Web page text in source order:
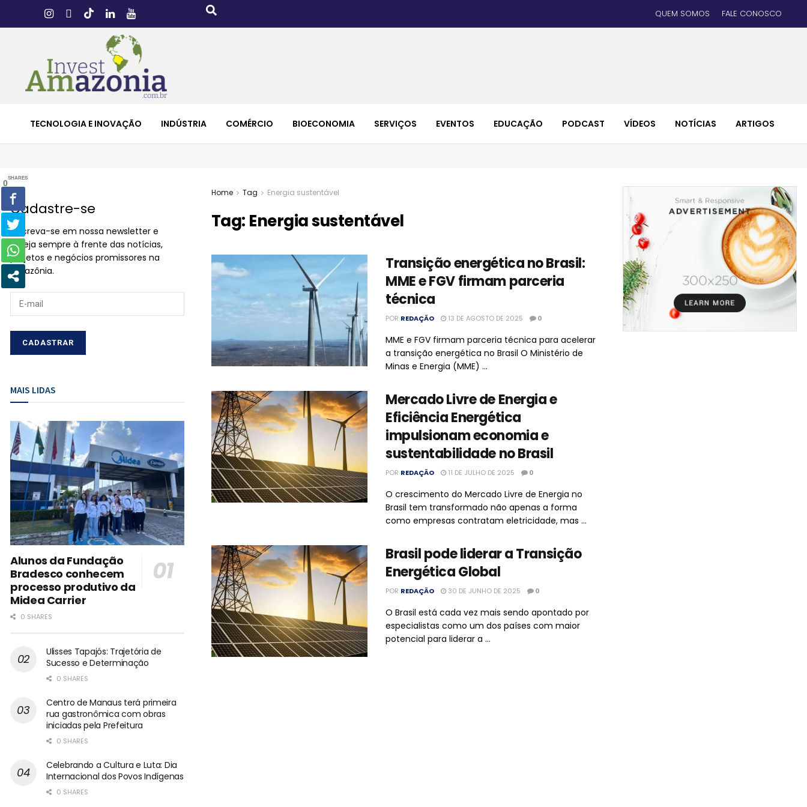
QUEM SOMOS FALE CONOSCO
TECNOLOGIA E INOVAÇÃO INDÚSTRIA COMÉRCIO BIOECONOMIA SERVIÇOS EVENTOS EDUCAÇÃO PODCAST VÍDEOS NOTÍCIAS ARTIGOS
Home Tag Energia sustentável
Tag: Energia sustentável
Transição energética no Brasil:
MME e FGV firmam parceria
técnica
POR REDAÇÃO 13 DE AGOSTO DE 2025 0
MME e FGV firmam parceria técnica para acelerar
a transição energética no Brasil O Ministério de
Minas e Energia (MME) ...
Mercado Livre de Energia e
Eficiência Energética
impulsionam economia e
sustentabilidade no Brasil
POR REDAÇÃO 11 DE JULHO DE 2025 0
O crescimento do Mercado Livre de Energia no
Brasil tem transformado não apenas a forma
como empresas contratam eletricidade, mas ...
Brasil pode liderar a Transição
Energética Global
POR REDAÇÃO 30 DE JUNHO DE 2025 0
O Brasil está cada vez mais sendo apontado por
especialistas como um dos países com maior
potencial para liderar a ...
Cadastre-se
Inscreva-se em nossa newsletter e
esteja sempre à frente das notícias,
projetos e negócios promissores na
Amazônia.
MAIS LIDAS
Alunos da Fundação
Bradesco conhecem
processo produtivo da
Midea Carrier
0 SHARES
Ulisses Tapajós: Trajetória de
Sucesso e Determinação
0 SHARES
Centro de Manaus terá primeira
rua gastronômica com obras
iniciadas pela Prefeitura
0 SHARES
Celebrando a Cultura e Luta: Dia
Internacional dos Povos Indígenas
0 SHARES
0
SHARES